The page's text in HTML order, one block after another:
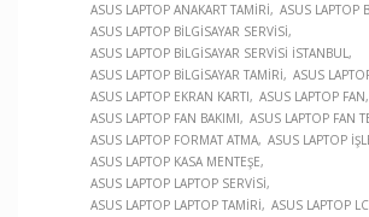
ASUS LAPTOP ANAKART TAMIRI
ASUS LAPTOP
ASUS LAPTOP BILGISAYAR SERVISI
ASUS LAPTOP BILGISAYAR SERVISI İSTANBUL
ASUS LAPTOP BILGISAYAR TAMIRI
ASUS
ASUS LAPTOP EKRAN KARTI
ASUS LAPTOP FAN
ASUS LAPTOP FAN BAKIMI
ASUS LAPTOP FAN
ASUS LAPTOP FORMAT ATMA ASUS LAPTOP
ASUS LAPTOP KASA MENTEŞE
ASUS LAPTOP LAPTOP SERVISI
ASUS LAPTOP LAPTOP TAMIRI
ASUS LAPTOP